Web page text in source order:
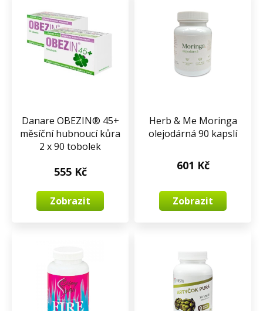
Danare OBEZIN® 45+
měsíční hubnoucí kůra
2 x 90 tobolek
555 Kč
Zobrazit
Herb & Me Moringa
olejodárná 90 kapslí
601 Kč
Zobrazit